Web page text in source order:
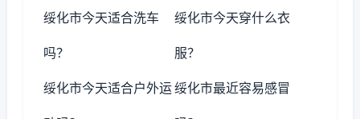
绥化市今天适合洗车
吗？
绥化市今天穿什么衣
服？
绥化市今天适合户外运绥化市最近容易感冒